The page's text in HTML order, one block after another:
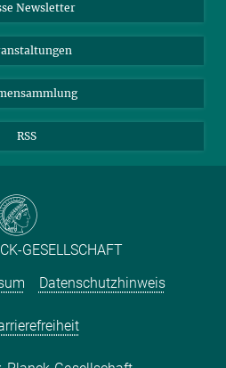
Newsletter
RSS
GESELLSCHAFT
Datenschutzhinweis